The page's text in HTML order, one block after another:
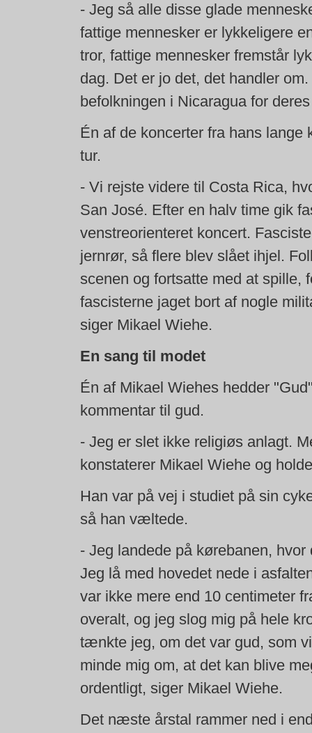
- Jeg så alle disse glade
fattige mennesker er lykkeligere
tror, fattige mennesker fremstår
dag. Det er jo det, det handler
befolkningen i Nicaragua for
Én af de koncerter fra hans lange
tur.
- Vi rejste videre til Costa Rica,
San José. Efter en halv time gik
venstreorienteret koncert.
jernrør, så flere blev slået ihjel.
scenen og fortsatte med at spille,
fascisterne jaget bort af nogle
siger Mikael Wiehe.
En sang til modet
Én af Mikael Wiehes hedder
kommentar til gud.
- Jeg er slet ikke religiøs anlagt.
konstaterer Mikael Wiehe og
Han var på vej i studiet på sin
så han væltede.
- Jeg landede på kørebanen,
Jeg lå med hovedet nede i
var ikke mere end 10 centimeter
overalt, og jeg slog mig på hele
tænkte jeg, om det var gud, som
minde mig om, at det kan blive
ordentligt, siger Mikael Wiehe.
Det næste årstal rammer ned i